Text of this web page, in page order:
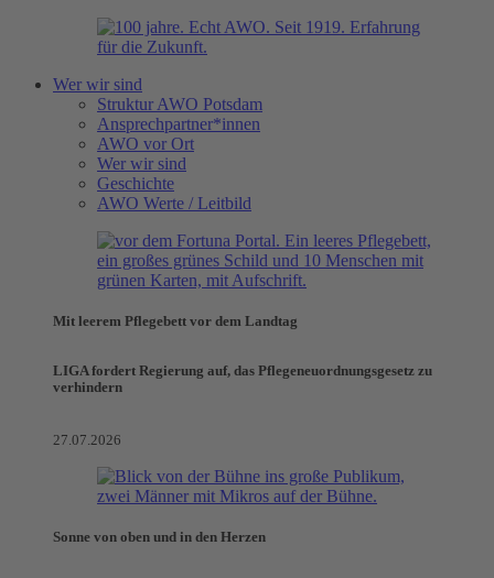
Wer wir sind
Struktur AWO Potsdam
Ansprechpartner*innen
AWO vor Ort
Wer wir sind
Geschichte
AWO Werte / Leitbild
Mit leerem Pflegebett vor dem Landtag
LIGA fordert Regierung auf, das Pflegeneuordnungsgesetz zu
verhindern
27.07.2026
Sonne von oben und in den Herzen